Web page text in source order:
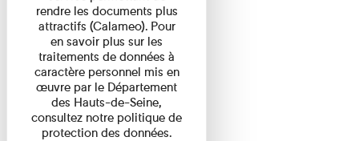
rendre les documents plus
attractifs (Calameo). Pour
en savoir plus sur les
traitements de données à
caractère personnel mis en
œuvre par le Département
des Hauts-de-Seine,
consultez notre politique de
protection des données.